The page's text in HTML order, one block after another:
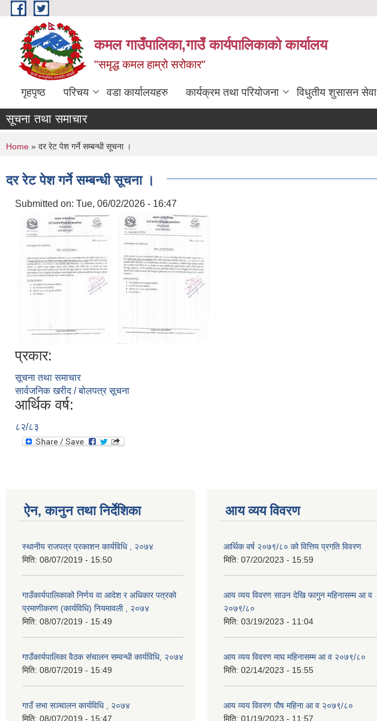
Skip to main content
कमल गाउँपालिका,गाउँ कार्यपालिकाको कार्यालय
"समृद्ध कमल हाम्रो सरोकार"
गृहपृष्ठ परिचय वडा कार्यालयहरु कार्यक्रम तथा परियोजना विधुतीय शुसासन सेवा
सूचना तथा समाचार
You are here
Home » दर रेट पेश गर्ने सम्बन्धी सूचना ।
दर रेट पेश गर्ने सम्बन्धी सूचना ।
Submitted on: Tue, 06/02/2026 - 16:47
प्रकार:
सूचना तथा समाचार
सार्वजनिक खरीद / बोलपत्र सूचना
आर्थिक वर्ष:
८२/८३
ऐन, कानुन तथा निर्देशिका
स्थानीय राजपत्र प्रकाशन कार्यविधि , २०७४
मिति: 08/07/2019 - 15:50
गाउँकार्यपालिकाको निर्णय वा आदेश र अधिकार पत्रको
प्रमाणीकरण (कार्यविधि) नियमावली , २०७४
मिति: 08/07/2019 - 15:49
गाउँकार्यपालिका वैठक संचालन सम्वन्धी कार्यविधि, २०७४
मिति: 08/07/2019 - 15:49
गाउँ सभा सञ्चालन कार्यविधि , २०७४
मिति: 08/07/2019 - 15:47
आय व्यय विवरण
आर्थिक वर्ष २०७९/८० को वित्तिय प्रगति विवरण
मिति: 07/20/2023 - 15:59
आय व्यय विवरण साउन देखि फागुन महिनासम्म आ व
२०७९/८०
मिति: 03/19/2023 - 11:04
आय व्यय विवरण माघ महिनासम्म आ व २०७९/८०
मिति: 02/14/2023 - 15:55
आय व्यय विवरण पौष महिना आ व २०७९/८०
मिति: 01/19/2023 - 11:57